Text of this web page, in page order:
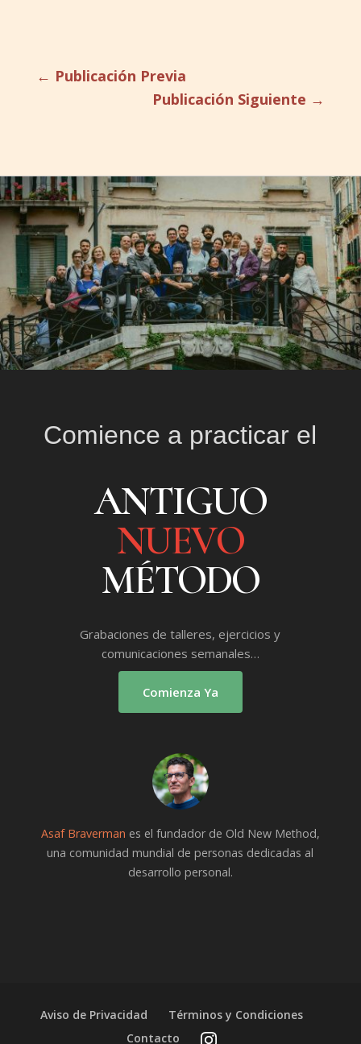
← Publicación Previa
Publicación Siguiente →
Comience a practicar el
ANTIGUO
NUEVO
MÉTODO
Grabaciones de talleres, ejercicios y
comunicaciones semanales…
Comienza Ya
Asaf Braverman es el fundador de Old New Method,
una comunidad mundial de personas dedicadas al
desarrollo personal.
Aviso de Privacidad
Términos y Condiciones
Contacto